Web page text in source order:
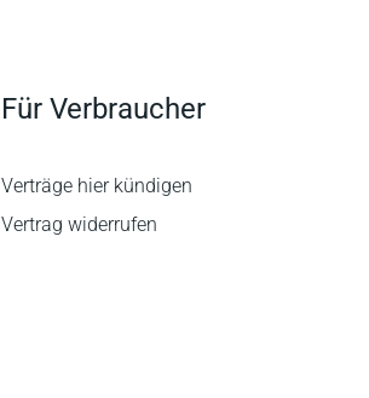
Für Verbraucher
Verträge hier kündigen
Vertrag widerrufen